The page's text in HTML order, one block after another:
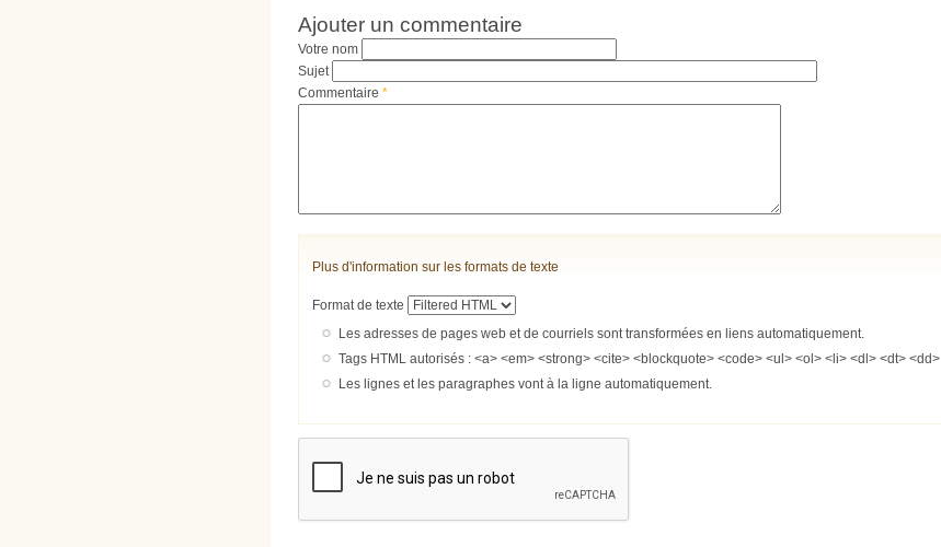
Ajouter un commentaire
Votre nom
Sujet
Commentaire *
Plus d'information sur les formats de texte
Format de texte
Les adresses de pages web et de courriels sont transformées en liens automatiquement.
Tags HTML autorisés : <a> <em> <strong> <cite> <blockquote> <code> <ul> <ol> <li> <dl> <dt> <dd>
Les lignes et les paragraphes vont à la ligne automatiquement.